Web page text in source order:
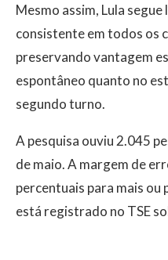
Mesmo assim, Lula
consistente em todos os
preservando vantagem
espontâneo quanto no
segundo turno.
A pesquisa ouviu 2.045
de maio. A margem de
percentuais para mais ou
está registrado no TSE